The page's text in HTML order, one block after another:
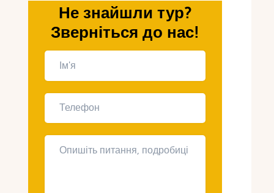
відпочинку із дітьми
восени?
. Температура
повітря тримається на рівні +25 … +30
° C, а води – близько +24 ° C, що
ідеально підходить для купання.
Чисті та безпечні пляжі
прапором, що означає високі
стандарти чистоти та безпеки.
Не знайшли тур?
Зверніться до нас!